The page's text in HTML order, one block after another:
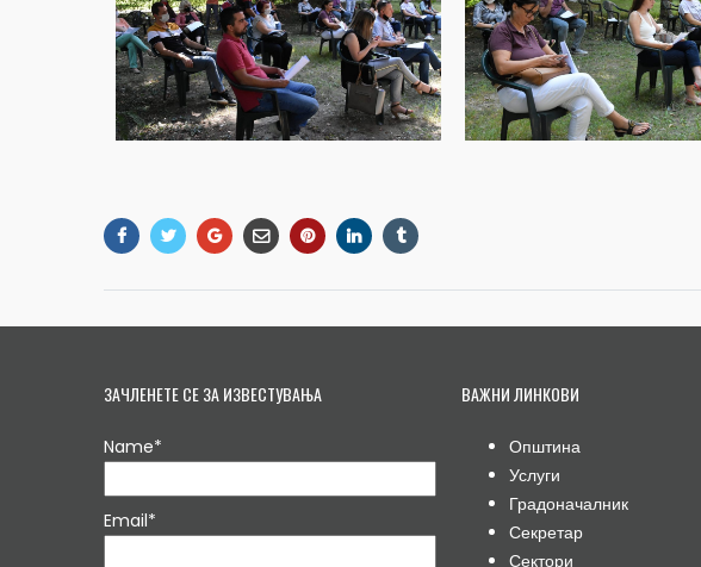
ЗАЧЛЕНЕТЕ СЕ ЗА ИЗВЕСТУВАЊА
Name*
Email*
ВАЖНИ ЛИНКОВИ
Општина
Услуги
Градоначалник
Секретар
Сектори